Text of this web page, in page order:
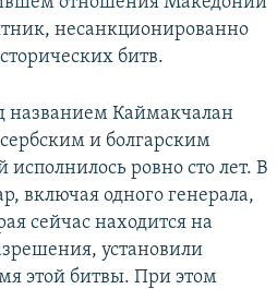
несанкционированно
битв.
названием Каймакчалан
и болгарским
ровно сто лет. В
включая одного генерала,
сейчас находится на
установили
этой битвы. При этом